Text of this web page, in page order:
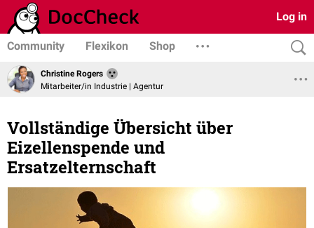
Log in
Community Flexikon Shop
Christine Rogers
Mitarbeiter/in Industrie | Agentur
Vollständige Übersicht über
Eizellenspende und
Ersatzelternschaft